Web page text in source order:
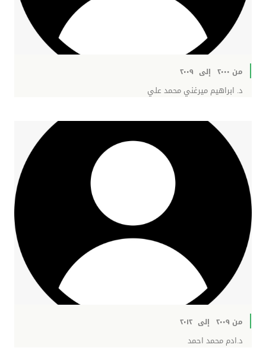
من ٢٠٠٠ إلى ٢٠٠٩
د. ابراهيم ميرغني محمد علي
من ٢٠٠٩ إلى ٢٠١٢
د.ادم محمد احمد